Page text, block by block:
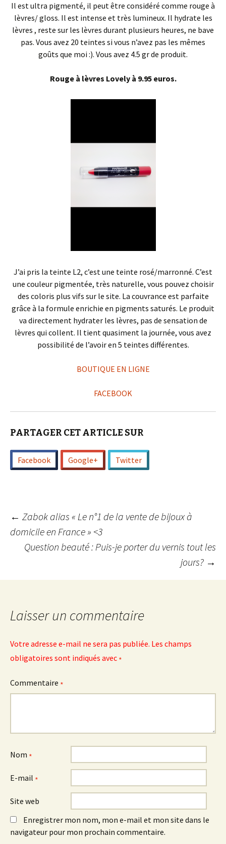
Il est ultra pigmenté, il peut être considéré comme rouge à
lèvres/ gloss. Il est intense et très lumineux. Il hydrate les
lèvres , reste sur les lèvres durant plusieurs heures, ne bave
pas. Vous avez 20 teintes si vous n’avez pas les mêmes
goûts que moi :). Vous avez 4.5 gr de produit.
Rouge à lèvres Lovely à 9.95 euros.
J’ai pris la teinte L2, c’est une teinte rosé/marronné. C’est
une couleur pigmentée, très naturelle, vous pouvez choisir
des coloris plus vifs sur le site. La couvrance est parfaite
grâce à la formule enrichie en pigments saturés. Le produit
va directement hydrater les lèvres, pas de sensation de
lèvres qui collent. Il tient quasiment la journée, vous avez
possibilité de l’avoir en 5 teintes différentes.
BOUTIQUE EN LIGNE
FACEBOOK
PARTAGER CET ARTICLE SUR
Facebook Google+ Twitter
Navigation
des
articles
← Zabok alias « Le n°1 de la vente de bijoux à
domicile en France » <3
Question beauté : Puis-je porter du vernis tout les
jours? →
Laisser un commentaire
Votre adresse e-mail ne sera pas publiée. Les champs
obligatoires sont indiqués avec *
Commentaire *
Nom *
E-mail *
Site web
Enregistrer mon nom, mon e-mail et mon site dans le
navigateur pour mon prochain commentaire.